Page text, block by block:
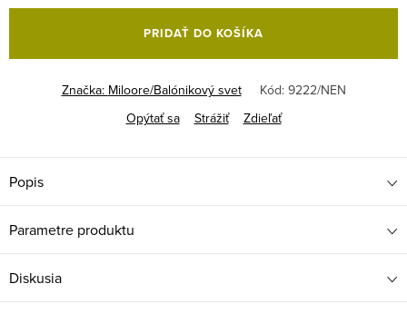
cena:
PRIDAŤ DO KOŠÍKA
Značka: Miloore/Balónikový svet Kód: 9222/NEN
Opýtať sa
Strážiť Zdieľať
Popis
Parametre produktu
Diskusia